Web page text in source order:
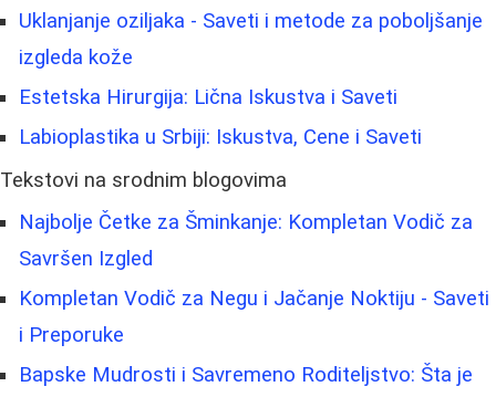
Uklanjanje oziljaka - Saveti i metode za poboljšanje
izgleda kože
Estetska Hirurgija: Lična Iskustva i Saveti
Labioplastika u Srbiji: Iskustva, Cene i Saveti
Tekstovi na srodnim blogovima
Najbolje Četke za Šminkanje: Kompletan Vodič za
Savršen Izgled
Kompletan Vodič za Negu i Jačanje Noktiju - Saveti
i Preporuke
Bapske Mudrosti i Savremeno Roditeljstvo: Šta je